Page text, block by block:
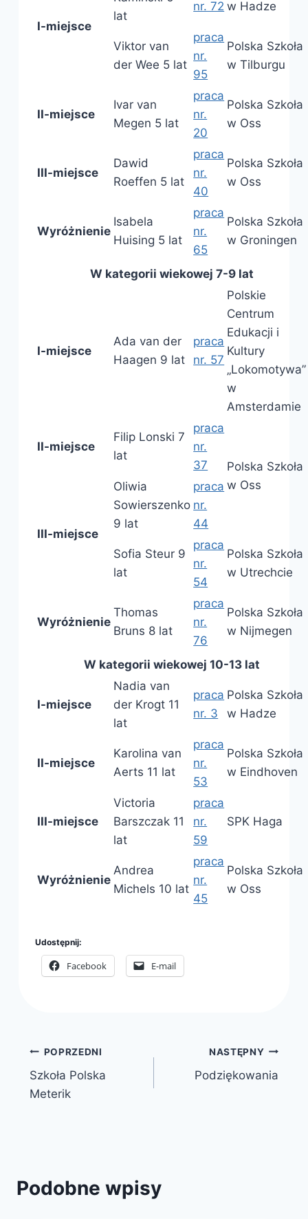
I-miejsce
lat
nr. 72 w Hadze
Viktor van
der Wee 5 lat
praca
nr.
95
Polska Szkoła
w Tilburgu
II-miejsce
Ivar van
Megen 5 lat
praca
nr.
20
Polska Szkoła
w Oss
III-miejsce
Dawid
Roeffen 5 lat
praca
nr.
40
Polska Szkoła
w Oss
Wyróżnienie
Isabela
Huising 5 lat
praca
nr.
65
Polska Szkoła
w Groningen
W kategorii wiekowej 7-9 lat
I-miejsce
Ada van der
Haagen 9 lat
praca
nr. 57
Polskie
Centrum
Edukacji i
Kultury
„Lokomotywa”
w
Amsterdamie
II-miejsce
Filip Lonski 7
lat
praca
nr.
37
Polska Szkoła
w Oss
III-miejsce
Oliwia
Sowierszenko
9 lat
praca
nr.
44
Sofia Steur 9
lat
praca
nr.
54
Polska Szkoła
w Utrechcie
Wyróżnienie
Thomas
Bruns 8 lat
praca
nr.
76
Polska Szkoła
w Nijmegen
W kategorii wiekowej 10-13 lat
I-miejsce
Nadia van
der Krogt 11
lat
praca
nr. 3
Polska Szkoła
w Hadze
II-miejsce
Karolina van
Aerts 11 lat
praca
nr.
53
Polska Szkoła
w Eindhoven
III-miejsce
Victoria
Barszczak 11
lat
praca
nr.
59
SPK Haga
Wyróżnienie
Andrea
Michels 10 lat
praca
nr.
45
Polska Szkoła
w Oss
Udostępnij:
Facebook E-mail
Nawigacja
wpisu
POPRZEDNI
Szkoła Polska
Meterik
NASTĘPNY
Podziękowania
Podobne wpisy